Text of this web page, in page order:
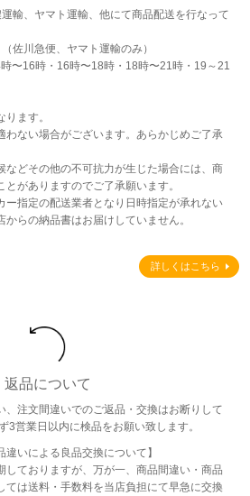
輸、ヤマト運輸、他にて商品配送を行なって
佐川急便、ヤマト運輸のみ）
〜16時・16時〜18時・18時〜21時・19～21
ます。
ない場合がございます。あらかじめご了承
どその他の不可抗力が生じた場合には、商
がありますのでご了承願います。
指定の配送業者となり日時指定が承れない
らの納品書はお届けしていません。
詳しくはこちら
返品について
、注文間違いでのご返品・交換はお断りして
3営業日以内に検品をお願い致します。
違いによる良品交換について】
しておりますが、万が一、商品間違い・商品
ては送料・手数料を当店負担にて早急に交換